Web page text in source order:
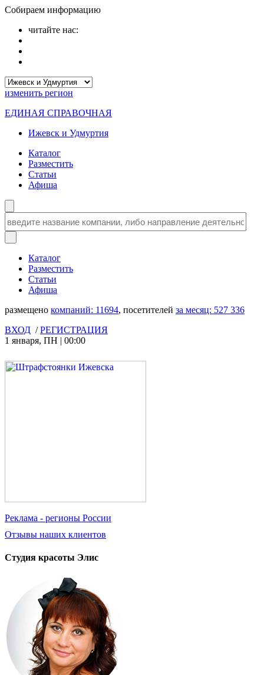
Собираем информацию
читайте нас:
изменить регион
ЕДИНАЯ СПРАВОЧНАЯ
Ижевск и Удмуртия
Каталог
Разместить
Статьи
Афиша
Каталог
Разместить
Статьи
Афиша
размещено компаний: 11694, посетителей за месяц: 527 336
ВХОД /РЕГИСТРАЦИЯ
1 января, ПН | 00:00
Реклама - регионы России
Отзывы наших клиентов
Студия красоты Элис